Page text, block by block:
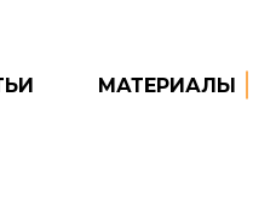
МАТЕРИАЛЫ